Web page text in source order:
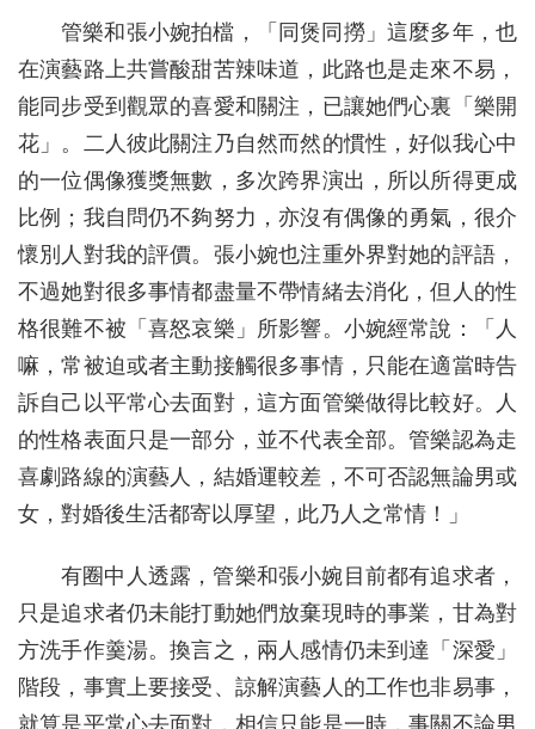
管樂和張小婉拍檔，「同煲同撈」這麼多年，也
在演藝路上共嘗酸甜苦辣味道，此路也是走來不易，
能同步受到觀眾的喜愛和關注，已讓她們心裏「樂開
花」。二人彼此關注乃自然而然的慣性，好似我心中
的一位偶像獲獎無數，多次跨界演出，所以所得更成
比例；我自問仍不夠努力，亦沒有偶像的勇氣，很介
懷別人對我的評價。張小婉也注重外界對她的評語，
不過她對很多事情都盡量不帶情緒去消化，但人的性
格很難不被「喜怒哀樂」所影響。小婉經常說：「人
嘛，常被迫或者主動接觸很多事情，只能在適當時告
訴自己以平常心去面對，這方面管樂做得比較好。人
的性格表面只是一部分，並不代表全部。管樂認為走
喜劇路線的演藝人，結婚運較差，不可否認無論男或
女，對婚後生活都寄以厚望，此乃人之常情！」
有圈中人透露，管樂和張小婉目前都有追求者，
只是追求者仍未能打動她們放棄現時的事業，甘為對
方洗手作羹湯。換言之，兩人感情仍未到達「深愛」
階段，事實上要接受、諒解演藝人的工作也非易事，
就算是平常心去面對，相信只能是一時，事關不論男